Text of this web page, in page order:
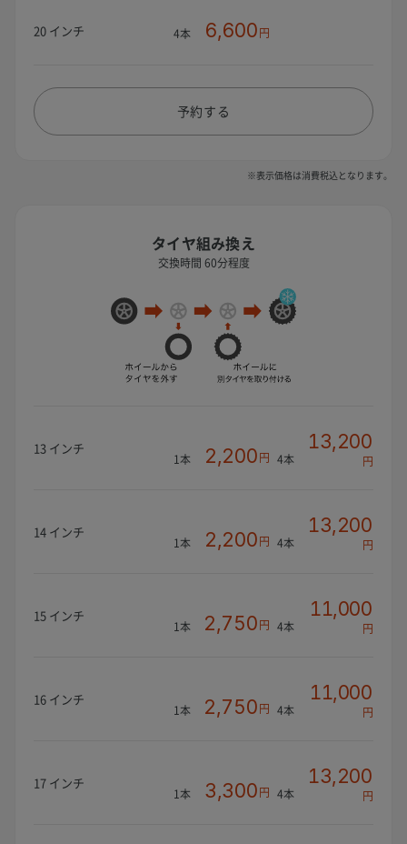
20 インチ 4本 6,600円
予約する
※表示価格は消費税込となります。
タイヤ組み換え
交換時間 60分程度
13 インチ
1本 2,200円 4本
13,200
円
14 インチ
1本 2,200円 4本
13,200
円
15 インチ
1本 2,750円 4本
11,000
円
16 インチ
1本 2,750円 4本
11,000
円
17 インチ
1本 3,300円 4本
13,200
円